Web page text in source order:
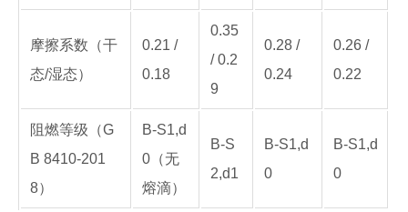
摩擦系数（干
态/湿态）
0.21 /
0.18
0.35
/ 0.2
9
0.28 /
0.24
0.26 /
0.22
阻燃等级（G
B 8410-201
8）
B-S1,d
0（无
熔滴）
B-S
2,d1
B-S1,d
0
B-S1,d
0